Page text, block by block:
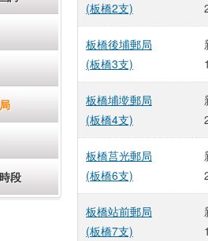
段
(板橋2支)
板橋後埔郵局
(板橋3支)
板橋埔墘郵局
(板橋4支)
板橋莒光郵局
(板橋6支)
板橋站前郵局
(板橋7支)